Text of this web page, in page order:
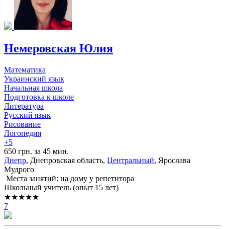
Немеровская Юлия
Математика
Украинский язык
Начальная школа
Подготовка к школе
Литература
Русский язык
Рисование
Логопедия
+5
650 грн. за 45 мин.
Днепр, Днепровская область, Центральный, Ярослава
Мудрого
Места занятий: на дому у репетитора
Школьный учитель (опыт 15 лет)
★★★★★
7